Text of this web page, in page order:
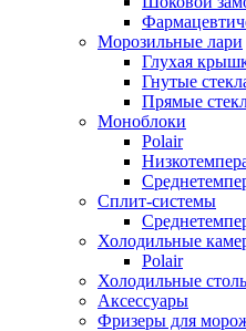
Морозильные лари
Глухая
Гнутые
Прямые
Моноблоки
Polair
Сплит-системы
Холодильные
Polair
Холодильные
Аксессуары
Фризеры для